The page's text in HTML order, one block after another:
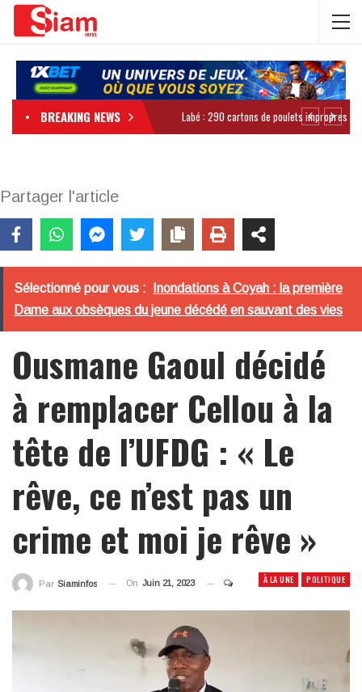
BREAKING NEWS
Partager l'article
Sélectionné pour vous :
Inondations à Coyah : la première
Dame aux obsèques du jeune décédé en sauvant des vies
Ousmane Gaoul décidé
à remplacer Cellou à la
tête de l’UFDG : « Le
rêve, ce n’est pas un
crime et moi je rêve »
À LA UNE POLITIQUE
Par Siaminfos On Juin 21, 2023